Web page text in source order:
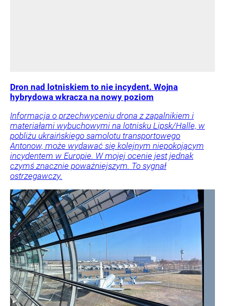
Dron nad lotniskiem to nie incydent. Wojna
hybrydowa wkracza na nowy poziom
Informacja o przechwyceniu drona z zapalnikiem i
materiałami wybuchowymi na lotnisku Lipsk/Halle, w
pobliżu ukraińskiego samolotu transportowego
Antonow, może wydawać się kolejnym niepokojącym
incydentem w Europie. W mojej ocenie jest jednak
czymś znacznie poważniejszym. To sygnał
ostrzegawczy.